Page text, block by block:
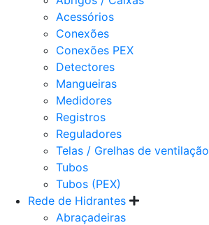
Acessórios
Conexões
Conexões PEX
Detectores
Mangueiras
Medidores
Registros
Reguladores
Telas / Grelhas de ventilação
Tubos
Tubos (PEX)
Rede de Hidrantes
Abraçadeiras